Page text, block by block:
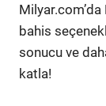
bahis
sonucu ve
katla!